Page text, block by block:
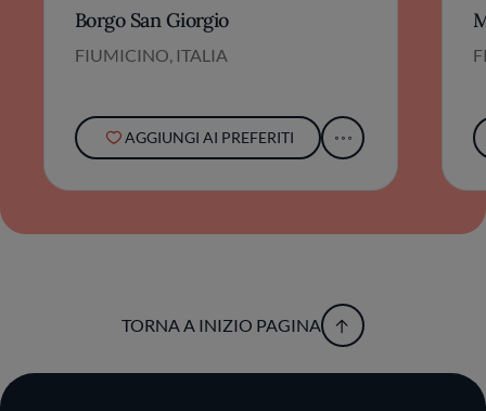
Borgo San Giorgio
FIUMICINO, ITALIA
AGGIUNGI AI PREFERITI
TORNA A INIZIO PAGINA